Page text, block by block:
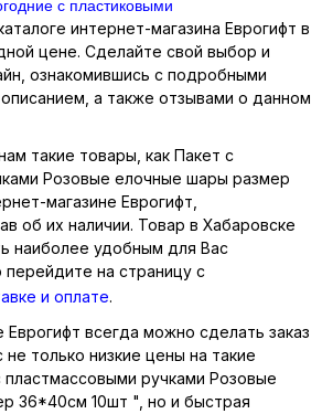
с пластиковыми
интернет-магазина Еврогифт в
цене. Сделайте свой выбор и
ознакомившись с подробными
а также отзывами о данном
такие товары, как Пакет с
Розовые елочные шары размер
магазине Еврогифт,
об их наличии. Товар в Хабаровске
наиболее удобным для Вас
на страницу с
и оплате.
Еврогифт всегда можно сделать заказ
не только низкие цены на такие
пластмассовыми ручками Розовые
36*40см 10шт ", но и быстрая